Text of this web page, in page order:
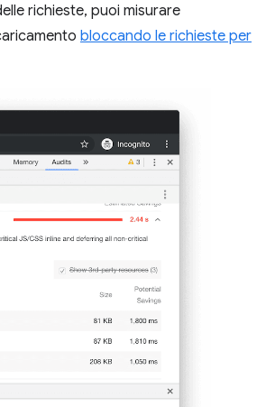
richieste, puoi misurare
bloccando le richieste per